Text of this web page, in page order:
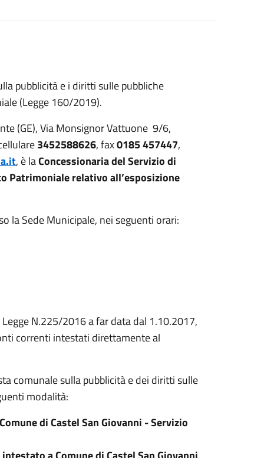
pubblicità e i diritti sulle pubbliche
(Legge 160/2019).
(GE), Via Monsignor Vattuone 9/6,
3452588626, fax0185 457447,
, è laConcessionaria del Servizio di
Patrimoniale relativo all’esposizione
la Sede Municipale, nei seguenti orari:
N.225/2016 a far data dal 1.10.2017,
correnti intestati direttamente al
comunale sulla pubblicità e dei diritti sulle
modalità:
di Castel San Giovanni - Servizio